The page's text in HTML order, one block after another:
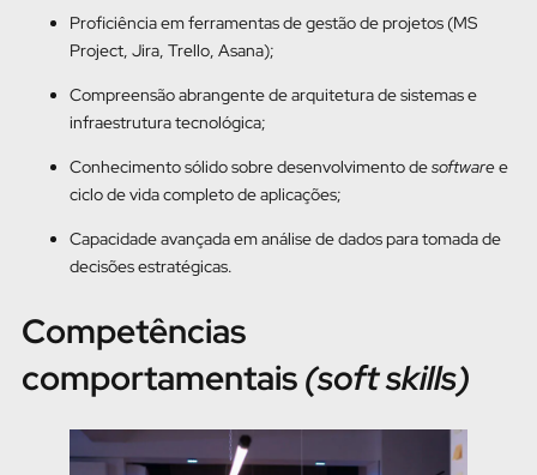
Proficiência em ferramentas de gestão de projetos (MS
Project, Jira, Trello, Asana);
Compreensão abrangente de arquitetura de sistemas e
infraestrutura tecnológica;
Conhecimento sólido sobre desenvolvimento desoftwaree
ciclo de vida completo de aplicações;
Capacidade avançada em análise de dados para tomada de
decisões estratégicas.
Competências
comportamentais(soft skills)